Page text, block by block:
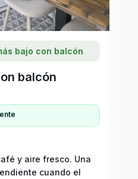
bajo con balcón
balcón
y aire fresco. Una
cuando el